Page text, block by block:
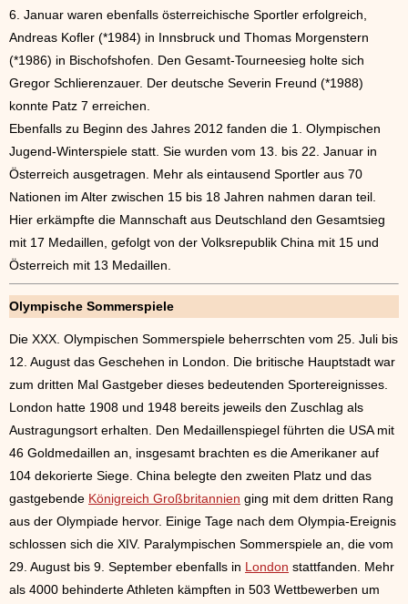
6. Januar waren ebenfalls österreichische Sportler erfolgreich,
Andreas Kofler (*1984) in Innsbruck und Thomas Morgenstern
(*1986) in Bischofshofen. Den Gesamt-Tourneesieg holte sich
Gregor Schlierenzauer. Der deutsche Severin Freund (*1988)
konnte Patz 7 erreichen.
Ebenfalls zu Beginn des Jahres 2012 fanden die 1. Olympischen
Jugend-Winterspiele statt. Sie wurden vom 13. bis 22. Januar in
Österreich ausgetragen. Mehr als eintausend Sportler aus 70
Nationen im Alter zwischen 15 bis 18 Jahren nahmen daran teil.
Hier erkämpfte die Mannschaft aus Deutschland den Gesamtsieg
mit 17 Medaillen, gefolgt von der Volksrepublik China mit 15 und
Österreich mit 13 Medaillen.
Olympische Sommerspiele
Die XXX. Olympischen Sommerspiele beherrschten vom 25. Juli bis
12. August das Geschehen in London. Die britische Hauptstadt war
zum dritten Mal Gastgeber dieses bedeutenden Sportereignisses.
London hatte 1908 und 1948 bereits jeweils den Zuschlag als
Austragungsort erhalten. Den Medaillenspiegel führten die USA mit
46 Goldmedaillen an, insgesamt brachten es die Amerikaner auf
104 dekorierte Siege. China belegte den zweiten Platz und das
gastgebende Königreich Großbritannien ging mit dem dritten Rang
aus der Olympiade hervor. Einige Tage nach dem Olympia-Ereignis
schlossen sich die XIV. Paralympischen Sommerspiele an, die vom
29. August bis 9. September ebenfalls in London stattfanden. Mehr
als 4000 behinderte Athleten kämpften in 503 Wettbewerben um